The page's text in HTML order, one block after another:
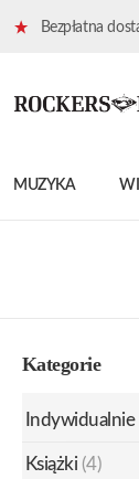
Bezpłatna
MUZYKA
Kategorie
Indywidualnie
Książki (4)